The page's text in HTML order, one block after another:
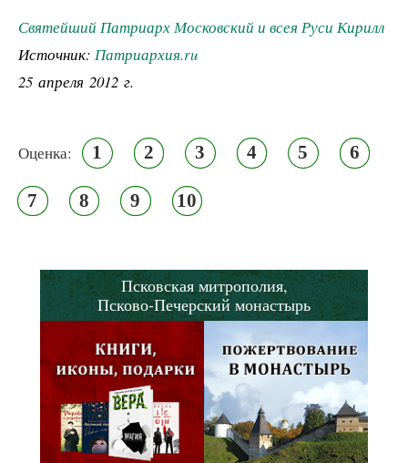
Святейший Патриарх Московский и всея Руси Кирилл
Источник: Патриархия.ru
25 апреля 2012 г.
Оценка: 1 2 3 4 5 6
7 8 9 10
Псковская митрополия,
Псково-Печерский монастырь